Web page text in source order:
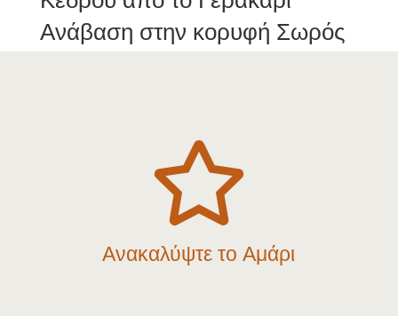
Ανάβαση στην κορυφή Σωρός

Ανακαλύψτε το Αμάρι